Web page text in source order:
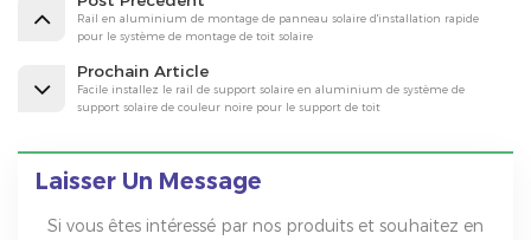
Rail en aluminium de montage de panneau solaire d'installation rapide
pour le système de montage de toit solaire
Prochain Article
Facile installez le rail de support solaire en aluminium de système de
support solaire de couleur noire pour le support de toit
Laisser Un Message
Si vous êtes intéressé par nos produits et souhaitez en